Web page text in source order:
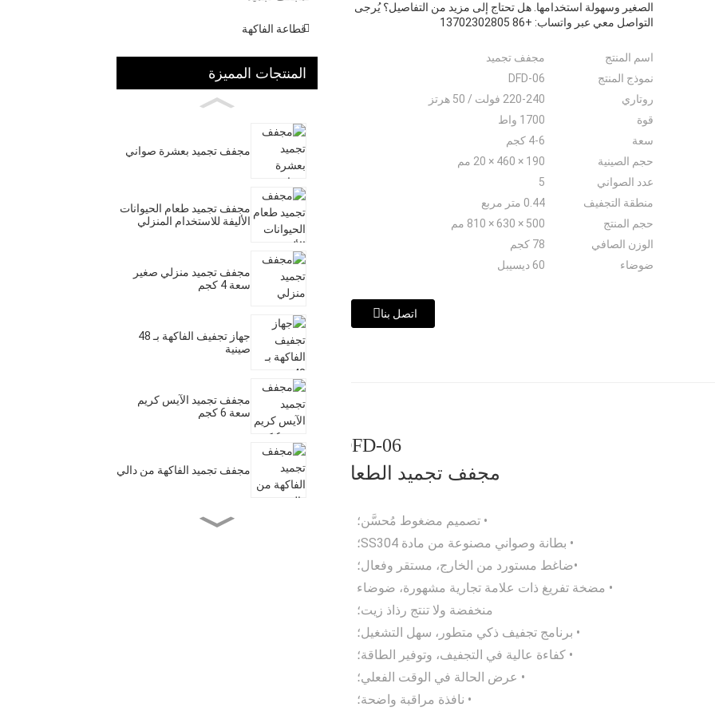
قطاعة الفاكهة
المنتجات المميزة
مجفف تجميد بعشرة صواني
مجفف تجميد طعام الحيوانات
الأليفة للاستخدام المنزلي
مجفف تجميد منزلي صغير
سعة 4 كجم
جهاز تجفيف الفاكهة بـ 48
صينية
مجفف تجميد الآيس كريم
سعة 6 كجم
مجفف تجميد الفاكهة من دالي
الصغير وسهولة استخدامها. هل تحتاج إلى مزيد من التفاصيل؟ يُرجى
التواصل معي عبر واتساب: +86 13702302805
اسم المنتج
مجفف تجميد
نموذج المنتج
DFD-06
روتاري
220-240 فولت / 50 هرتز
قوة
1700 واط
سعة
4-6 كجم
حجم الصينية
190 × 460 × 20 مم
عدد الصواني
5
منطقة التجفيف
0.44 متر مربع
حجم المنتج
500 × 630 × 810 مم
الوزن الصافي
78 كجم
ضوضاء
60 ديسيبل
اتصل بنا
DFD-06
مجفف تجميد الطعام
• تصميم مضغوط مُحسَّن؛
• بطانة وصواني مصنوعة من مادة SS304؛
•ضاغط مستورد من الخارج، مستقر وفعال؛
• مضخة تفريغ ذات علامة تجارية مشهورة، ضوضاء
منخفضة ولا تنتج رذاذ زيت؛
• برنامج تجفيف ذكي متطور، سهل التشغيل؛
• كفاءة عالية في التجفيف، وتوفير الطاقة؛
• عرض الحالة في الوقت الفعلي؛
• نافذة مراقبة واضحة؛